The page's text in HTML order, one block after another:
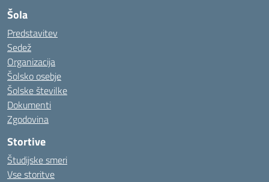
Šola
Predstavitev
Sedež
Organizacija
Šolsko osebje
Šolske številke
Dokumenti
Zgodovina
Stortive
Študijske smeri
Vse storitve